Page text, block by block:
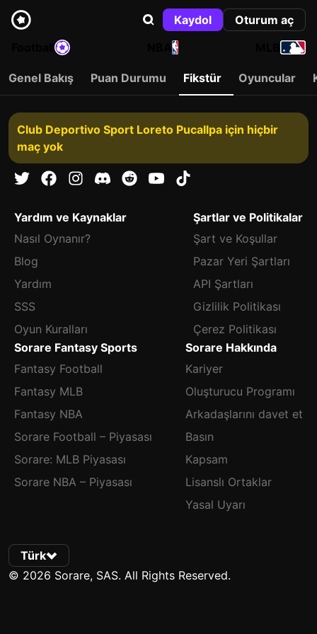
Kaydol
Oturum aç
NBA
Genel Bakış Puan Durumu Fikstür Oyuncular
Club Deportivo Sport Loreto Pucallpa için hiçbir
maç yok
Yardım ve Kaynaklar
Nasıl Oynanır?
Blog
Yardım
SSS
Oyun Kuralları
Şartlar ve Politikalar
Şart ve Koşullar
Pazar Yeri Şartları
API Şartları
Gizlilik Politikası
Çerez Politikası
Sorare Fantasy Sports
Fantasy Football
Fantasy MLB
Fantasy NBA
Sorare Football – Piyasası
Sorare: MLB Piyasası
Sorare NBA – Piyasası
Sorare Hakkında
Kariyer
Oluşturucu Programı
Arkadaşlarını davet et
Basın
Kapsam
Lisanslı Ortaklar
Yasal Uyarı
Türk
© 2026 Sorare, SAS. All Rights Reserved.